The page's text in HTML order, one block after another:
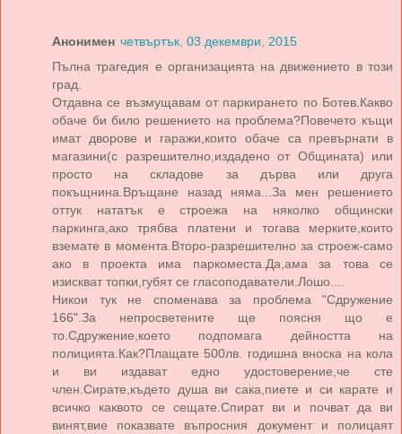
Анонимен четвъртък, 03 декември, 2015
Пълна трагедия е организацията на движението в този
град.
Отдавна се възмущавам от паркирането по Ботев.Какво
обаче би било решението на проблема?Повечето къщи
имат дворове и гаражи,които обаче са превърнати в
магазини(с разрешително,издадено от Общината) или
просто на складове за дърва или друга
покъщнина.Връщане назад няма...За мен решението
оттук нататък е строежа на няколко общински
паркинга,ако трябва платени и тогава мерките,които
вземате в момента.Второ-разрешително за строеж-само
ако в проекта има паркоместа.Да,ама за това се
изискват топки,губят се гласоподаватели.Лошо....
Никои тук не споменава за проблема "Сдружение
166".За непросветените ще поясня що е
то.Сдружение,което подпомага дейността на
полицията.Как?Плащате 500лв. годишна вноска на кола
и ви издават едно удостоверение,че сте
член.Сирате,където душа ви сака,пиете и си карате и
всичко каквото се сещате.Спират ви и почват да ви
винят,вие показвате въпросния документ и полицаят